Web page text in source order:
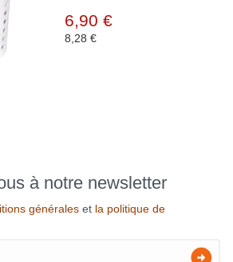
6,90 €
8,28 €
à notre newsletter
générales et la politique de